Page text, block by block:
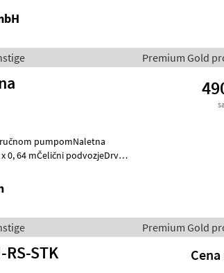
Premium Gold
pumpomNaletna
0, 64 mČelični podvozjeDrveni
Premium Gold
RS-STK